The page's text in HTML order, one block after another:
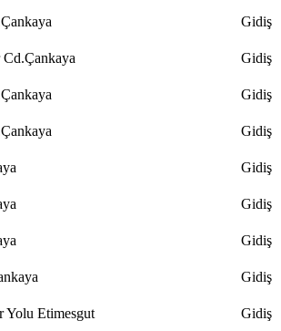
Gidiş
Gidiş
Gidiş
Gidiş
Gidiş
Gidiş
Gidiş
Gidiş
Yolu Etimesgut
Gidiş